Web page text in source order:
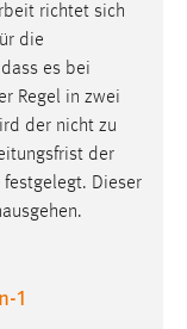
richtet sich
die
es bei
Regel in zwei
der nicht zu
der
festgelegt. Dieser
1